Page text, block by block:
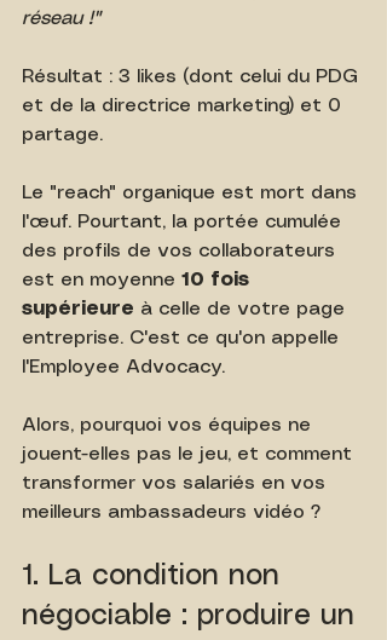
réseau !"
Résultat : 3 likes (dont celui du PDG
et de la directrice marketing) et 0
partage.
Le "reach" organique est mort dans
l'œuf. Pourtant, la portée cumulée
des profils de vos collaborateurs
est en moyenne 10 fois
supérieure à celle de votre page
entreprise. C'est ce qu'on appelle
l'Employee Advocacy.
Alors, pourquoi vos équipes ne
jouent-elles pas le jeu, et comment
transformer vos salariés en vos
meilleurs ambassadeurs vidéo ?
1. La condition non
négociable : produire un